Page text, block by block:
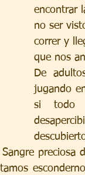
encontrar
no ser
correr y
que nos
De
jugando
si todo
preciosa